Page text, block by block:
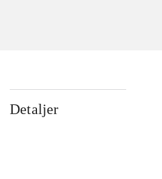
Detaljer